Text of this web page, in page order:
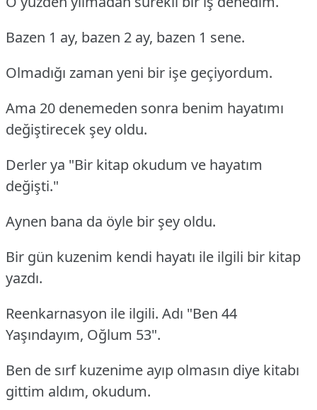
Bazen 1 ay, bazen 2 ay, bazen 1 sene.
Olmadığı zaman yeni bir işe geçiyordum.
Ama 20 denemeden sonra benim hayatımı
değiştirecek şey oldu.
Derler ya "Bir kitap okudum ve hayatım
değişti."
Aynen bana da öyle bir şey oldu.
Bir gün kuzenim kendi hayatı ile ilgili bir kitap
yazdı.
Reenkarnasyon ile ilgili. Adı "Ben 44
Yaşındayım, Oğlum 53".
Ben de sırf kuzenime ayıp olmasın diye kitabı
gittim aldım, okudum.